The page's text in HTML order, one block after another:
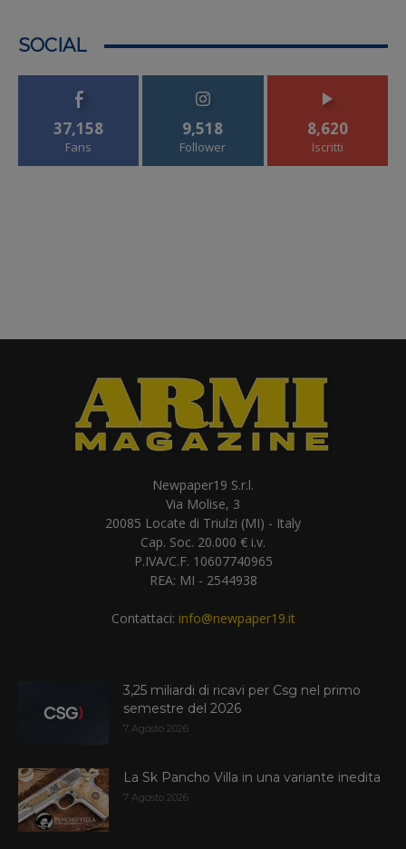
SOCIAL
37,158
Fans
9,518
Follower
8,620
Iscritti
Newpaper19 S.r.l.
Via Molise, 3
20085 Locate di Triulzi (MI) - Italy
Cap. Soc. 20.000 € i.v.
P.IVA/C.F. 10607740965
REA: MI - 2544938
Contattaci: info@newpaper19.it
3,25 miliardi di ricavi per Csg nel primo
semestre del 2026
7 Agosto 2026
La Sk Pancho Villa in una variante inedita
7 Agosto 2026